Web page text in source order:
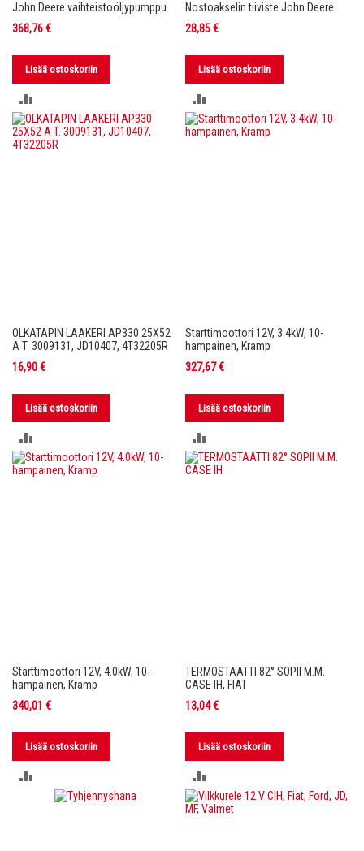
John Deere vaihteistoöljypumppu
368,76 €
Lisää ostoskoriin
VERTAILUUN
Nostoakselin tiiviste John Deere
28,85 €
Lisää ostoskoriin
VERTAILUUN
OLKATAPIN LAAKERI AP330 25X52
A T. 3009131, JD10407, 4T32205R
16,90 €
Lisää ostoskoriin
VERTAILUUN
Starttimoottori 12V, 3.4kW, 10-
hampainen, Kramp
327,67 €
Lisää ostoskoriin
VERTAILUUN
Starttimoottori 12V, 4.0kW, 10-
hampainen, Kramp
340,01 €
Lisää ostoskoriin
VERTAILUUN
TERMOSTAATTI 82° SOPII M.M.
CASE IH, FIAT
13,04 €
Lisää ostoskoriin
VERTAILUUN